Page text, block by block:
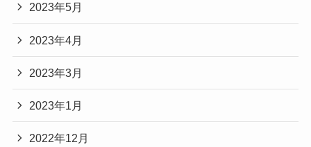
2023年5月
2023年4月
2023年3月
2023年1月
2022年12月